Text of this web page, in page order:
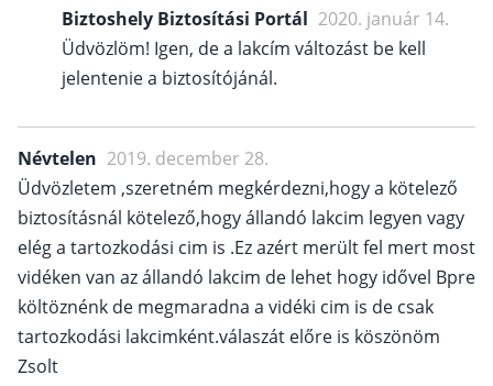
Biztoshely Biztosítási Portál 2020. január 14.
Üdvözlöm! Igen, de a lakcím változást be kell
jelentenie a biztosítójánál.
Névtelen 2019. december 28.
Üdvözletem ,szeretném megkérdezni,hogy a kötelező
biztosításnál kötelező,hogy állandó lakcim legyen vagy
elég a tartozkodási cim is .Ez azért merült fel mert most
vidéken van az állandó lakcim de lehet hogy idővel Bpre
költöznénk de megmaradna a vidéki cim is de csak
tartozkodási lakcimként.válaszát előre is köszönöm
Zsolt